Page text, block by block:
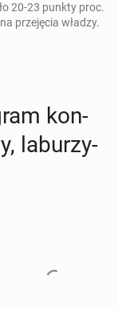
20-23 punkty proc.
przejęcia władzy.
kon­
la­bu­rzy­